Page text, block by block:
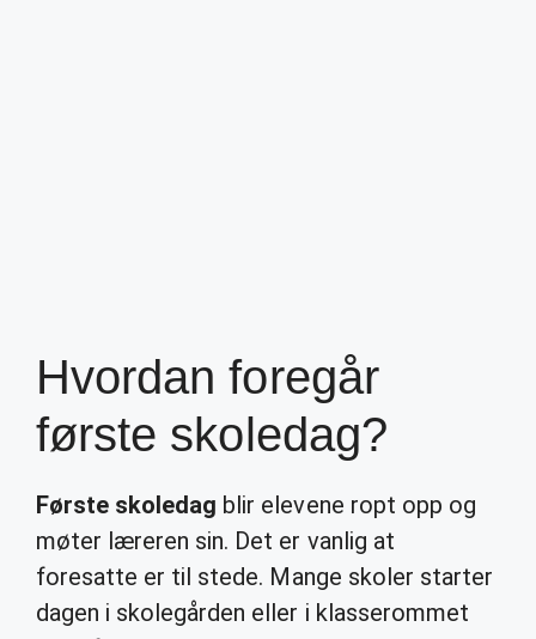
Hvordan foregår
første skoledag?
Første skoledag blir elevene ropt opp og
møter læreren sin. Det er vanlig at
foresatte er til stede. Mange skoler starter
dagen i skolegården eller i klasserommet